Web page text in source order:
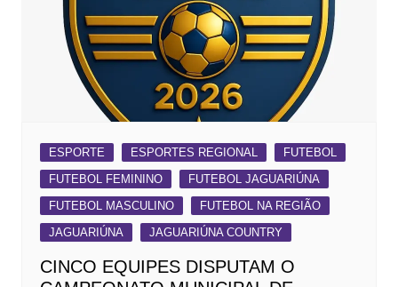
ESPORTE ESPORTES REGIONAL
FUTEBOL
FUTEBOL FEMININO
FUTEBOL JAGUARIÚNA
FUTEBOL MASCULINO
FUTEBOL NA REGIÃO
JAGUARIÚNA
JAGUARIÚNA COUNTRY
CINCO EQUIPES DISPUTAM O